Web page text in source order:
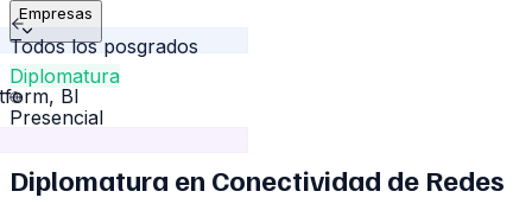
Empresas
BI
Todos los posgrados
Diplomatura
Presencial
Diplomatura en Conectividad de Redes